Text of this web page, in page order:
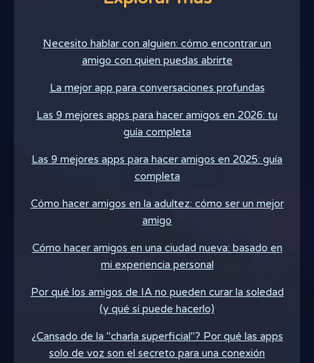
Necesito hablar con alguien: cómo encontrar un
amigo con quien puedas abrirte
La mejor app para conversaciones profundas
Las 9 mejores apps para hacer amigos en 2026: tu
guía completa
Las 9 mejores apps para hacer amigos en 2025: guía
completa
Cómo hacer amigos en la adultez: cómo ser un mejor
amigo
Cómo hacer amigos en una ciudad nueva: basado en
mi experiencia personal
Por qué los amigos de IA no pueden curar la soledad
(y qué sí puede hacerlo)
¿Cansado de la "charla superficial"? Por qué las apps
solo de voz son el secreto para una conexión